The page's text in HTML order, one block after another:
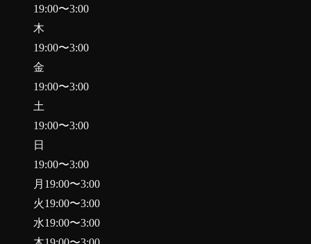
19:00〜3:00
木
19:00〜3:00
金
19:00〜3:00
土
19:00〜3:00
日
19:00〜3:00
月 19:00〜3:00
火19:00〜3:00
水19:00〜3:00